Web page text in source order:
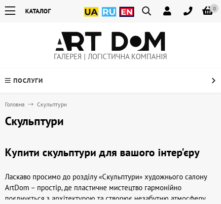
0
КАТАЛОГ
ГАЛЕРЕЯ | ЛОГІСТИЧНА КОМПАНІЯ
ПОСЛУГИ
Головна Скульптури
Скульптури
Купити скульптури для вашого інтер'єру
Ласкаво просимо до розділу «Скульптури» художнього салону
ArtDom – простір, де пластичне мистецтво гармонійно
поєднується з архітектурою та створює незабутню атмосферу.